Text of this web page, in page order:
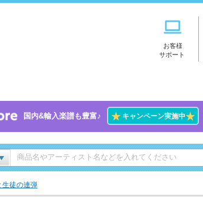
お客様
サポート
国内&輸入楽譜も豊富♪ ★キャンペーン実施中★
生徒の連弾